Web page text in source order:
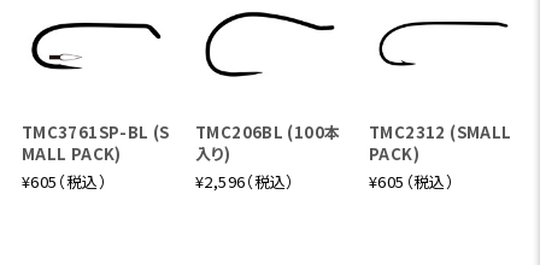
TMC3761SP-BL (S
MALL PACK)
¥605（税込）
TMC206BL (100本
入り)
¥2,596（税込）
TMC2312 (SMALL
PACK)
¥605（税込）